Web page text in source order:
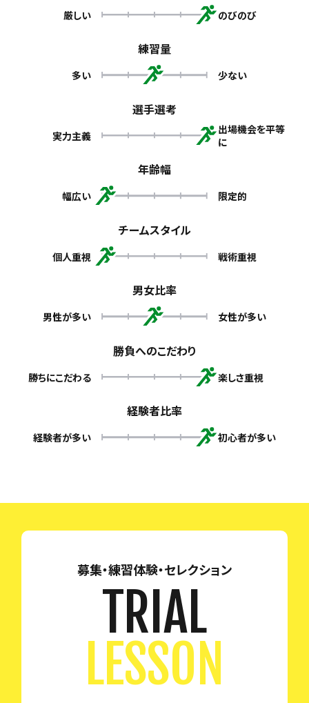
厳しい のびのび
練習量
多い 少ない
選手選考
実力主義
出場機会を平等
に
年齢幅
幅広い 限定的
チームスタイル
個人重視 戦術重視
男女比率
男性が多い 女性が多い
勝負へのこだわり
勝ちにこだわる 楽しさ重視
経験者比率
経験者が多い 初心者が多い
募集・練習体験・セレクション
TRIAL
LESSON